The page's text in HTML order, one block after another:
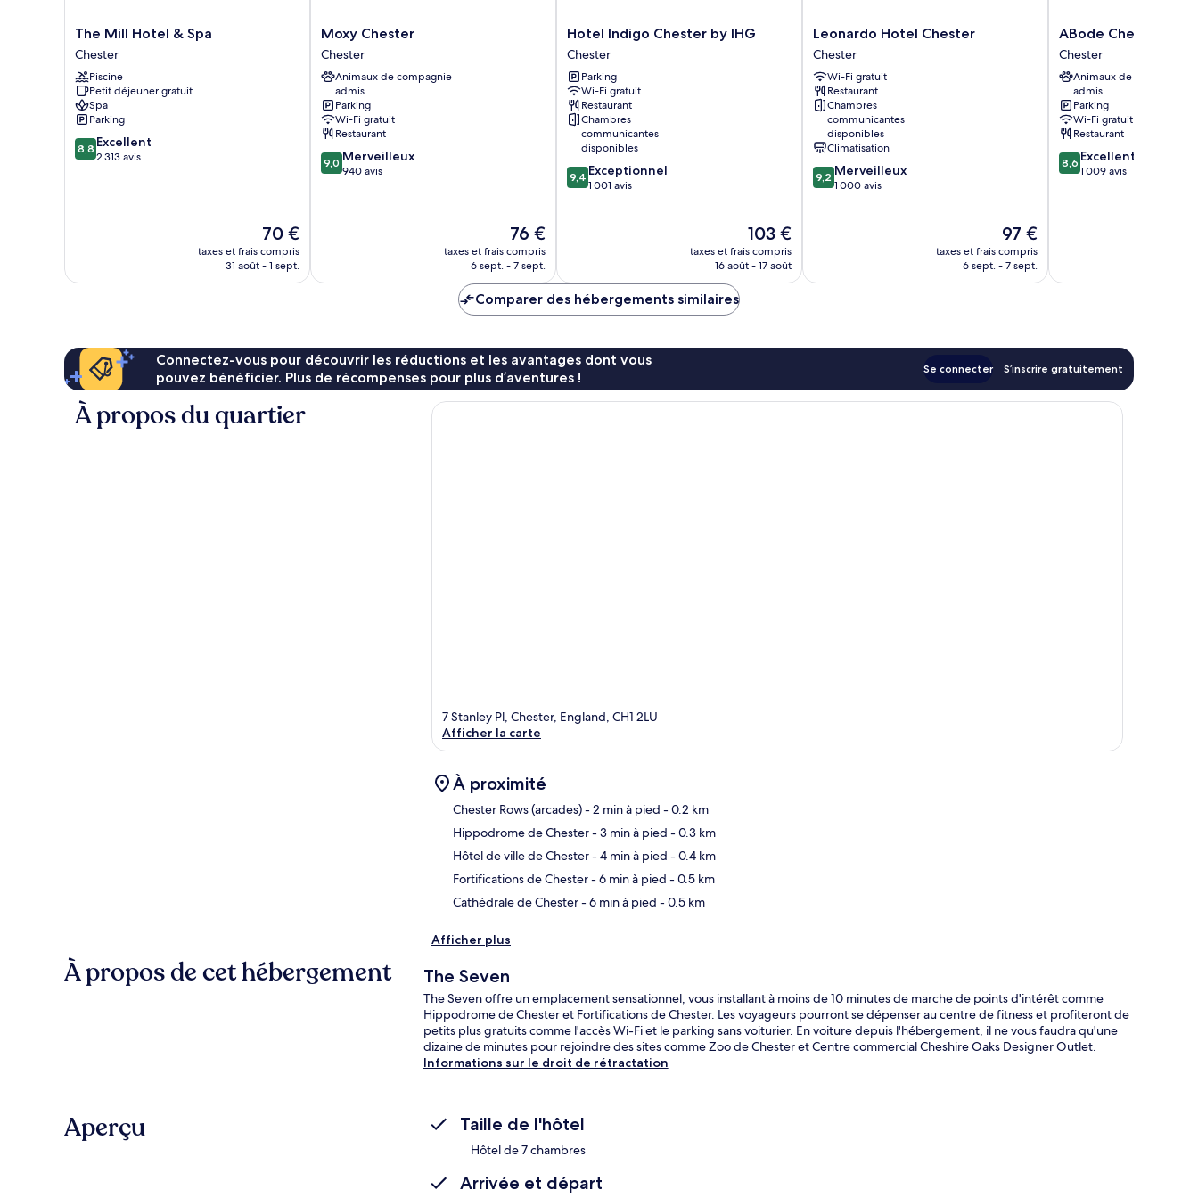
The
Mill
Hotel
&
Spa
Chester
The Mill Hotel & Spa
Chester
Piscine
Petit déjeuner gratuit
Spa
Parking
8.8
sur
8,8 Excellent
2 313 avis
Le
nouveau
prix
70 €
taxes et frais compris
31 août - 1 sept.
Moxy
Chester
Chester
Moxy Chester
Chester
Animaux de compagnie
admis
Parking
Wi-Fi gratuit
Restaurant
9.0
sur
9,0 Merveilleux
940 avis
Le
nouveau
prix
de
76 €
taxes et frais compris
6 sept. - 7 sept.
Hotel
Indigo
Chester
by
IHG
Chester
Hotel Indigo Chester by IHG
Chester
Parking
Wi-Fi gratuit
Restaurant
Chambres
communicantes
disponibles
9.4
sur
9,4 Exceptionnel
1 001 avis
Le
nouveau
prix
103 €
taxes et frais compris
16 août - 17 août
Leonardo
Hotel
Chester
Chester
Leonardo Hotel Chester
Chester
Wi-Fi gratuit
Restaurant
Chambres
communicantes
disponibles
Climatisation
9.2
sur
9,2 Merveilleux
1 000 avis
Le
nouveau
prix
97 €
taxes et frais compris
6 sept. - 7 sept.
ABode
Chester
Chester
ABode Chester
Chester
Animaux de compagnie
admis
Parking
Wi-Fi gratuit
Restaurant
8.6
sur
8,6 Excellent
1 009 avis
Comparer des hébergements similaires
Connectez-vous pour découvrir les réductions et les avantages dont vous
pouvez bénéficier. Plus de récompenses pour plus d’aventures !
Se connecter S’inscrire gratuitement
À propos du quartier
7 Stanley Pl, Chester, England, CH1 2LU
Afficher la carte
À proximité
Chester Rows (arcades)- 2 min à pied - 0.2 km
Hippodrome de Chester- 3 min à pied - 0.3 km
Hôtel de ville de Chester- 4 min à pied - 0.4 km
Fortifications de Chester- 6 min à pied - 0.5 km
Cathédrale de Chester- 6 min à pied - 0.5 km
Afficher plus
À propos de cet hébergement The Seven
The Seven offre un emplacement sensationnel, vous installant à moins de 10 minutes de marche de points d'intérêt comme
Hippodrome de Chester et Fortifications de Chester. Les voyageurs pourront se dépenser au centre de fitness et profiteront de
petits plus gratuits comme l'accès Wi-Fi et le parking sans voiturier. En voiture depuis l'hébergement, il ne vous faudra qu'une
dizaine de minutes pour rejoindre des sites comme Zoo de Chester et Centre commercial Cheshire Oaks Designer Outlet.
Informations sur le droit de rétractation
Aperçu Taille de l'hôtel
Hôtel de 7 chambres
Arrivée et départ